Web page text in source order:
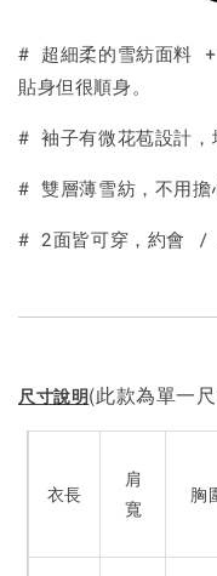
# 超細柔的雪紡面料
貼身但很順身。
# 袖子有微花苞設計，
# 雙層薄雪紡，不用擔
# 2面皆可穿，約會 /
尺寸說明(此款為單一
衣長
肩
寬
胸